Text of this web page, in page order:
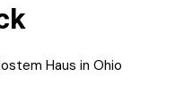
Haus in Ohio